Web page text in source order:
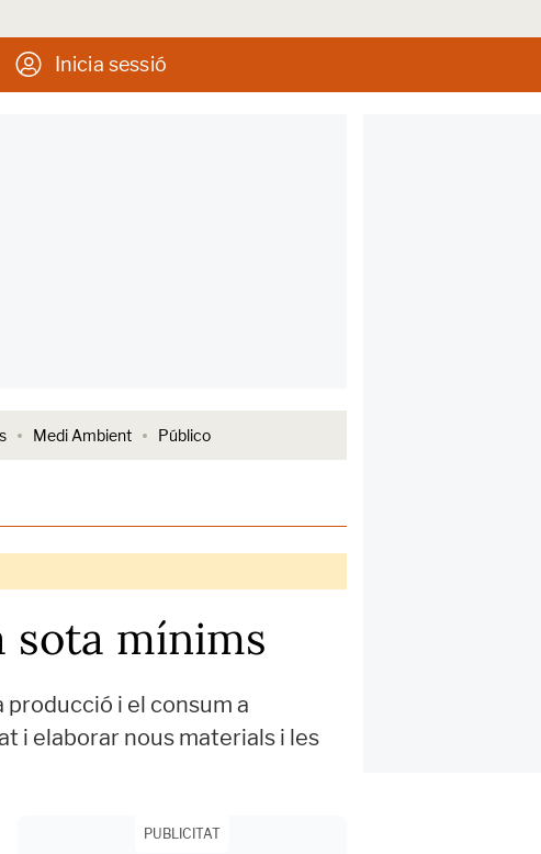
Inicia sessió
Medi Ambient Público
sota mínims
producció i el consum a
i elaborar nous materials i les
PUBLICITAT